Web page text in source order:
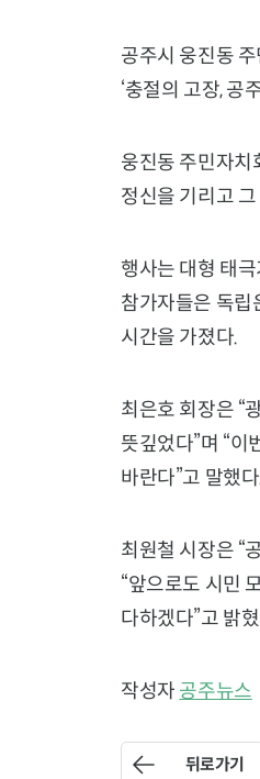
공주시 웅진동
‘충절의 고장, 공
웅진동 주민자치
정신을 기리고
행사는 대형 태
참가자들은 독립
시간을 가졌다.
최은호 회장은 “
뜻깊었다”며 “이
바란다”고 말했
최원철 시장은 “
“앞으로도 시민
다하겠다”고 밝
작성자 공주뉴스
뒤로가기